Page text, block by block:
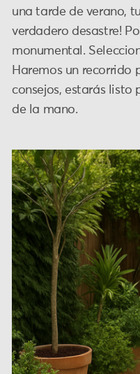
una tarde de verano,
verdadero desastre!
monumental.
Haremos un recorrido
consejos, estarás
de la mano.